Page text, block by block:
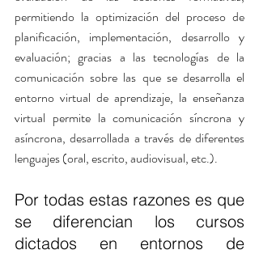
permitiendo la optimización del proceso de
planificación, implementación, desarrollo y
evaluación; gracias a las tecnologías de la
comunicación sobre las que se desarrolla el
entorno virtual de aprendizaje, la enseñanza
virtual permite la comunicación síncrona y
asíncrona, desarrollada a través de diferentes
lenguajes (oral, escrito, audiovisual, etc.).
Por todas estas razones es que
se diferencian los cursos
dictados en entornos de
Your 14 days trial has
expired.
The trial's over, but the show must go
on! 🎬 Upgrade now to keep your web
masterpiece in the spotlight.